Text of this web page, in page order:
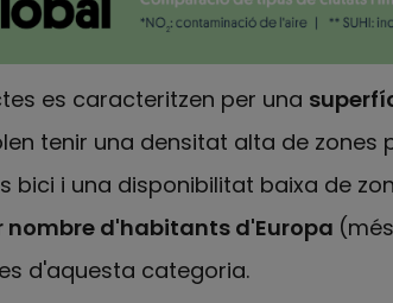
es caracteritzen per una
tenir una densitat alta de
bici i una disponibilitat baixa de
d'habitants d'Europa
d'aquesta categoria.